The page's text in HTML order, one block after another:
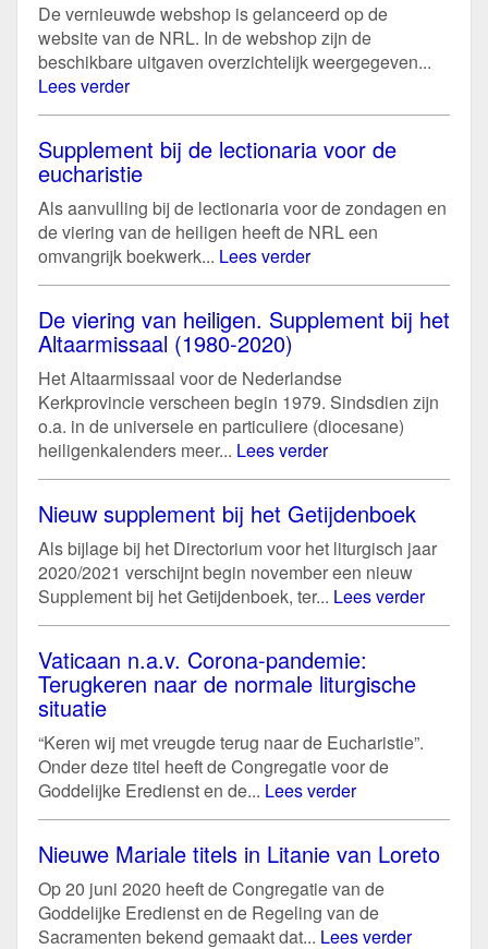
De vernieuwde webshop is gelanceerd op de
website van de NRL. In de webshop zijn de
beschikbare uitgaven overzichtelijk weergegeven...
Lees verder
Supplement bij de lectionaria voor de
eucharistie
Als aanvulling bij de lectionaria voor de zondagen en
de viering van de heiligen heeft de NRL een
omvangrijk boekwerk... Lees verder
De viering van heiligen. Supplement bij het
Altaarmissaal (1980-2020)
Het Altaarmissaal voor de Nederlandse
Kerkprovincie verscheen begin 1979. Sindsdien zijn
o.a. in de universele en particuliere (diocesane)
heiligenkalenders meer... Lees verder
Nieuw supplement bij het Getijdenboek
Als bijlage bij het Directorium voor het liturgisch jaar
2020/2021 verschijnt begin november een nieuw
Supplement bij het Getijdenboek, ter... Lees verder
Vaticaan n.a.v. Corona-pandemie:
Terugkeren naar de normale liturgische
situatie
“Keren wij met vreugde terug naar de Eucharistie”.
Onder deze titel heeft de Congregatie voor de
Goddelijke Eredienst en de... Lees verder
Nieuwe Mariale titels in Litanie van Loreto
Op 20 juni 2020 heeft de Congregatie van de
Goddelijke Eredienst en de Regeling van de
Sacramenten bekend gemaakt dat... Lees verder